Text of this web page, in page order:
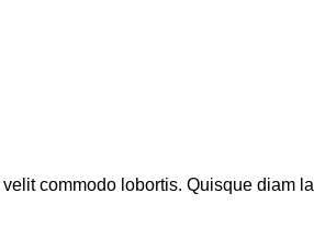
commodo lobortis. Quisque diam